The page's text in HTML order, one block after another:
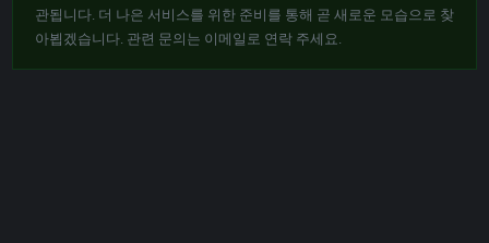
관됩니다. 더 나은 서비스를 위한 준비를 통해 곧 새로운 모습으로 찾
아뵙겠습니다. 관련 문의는 이메일로 연락 주세요.